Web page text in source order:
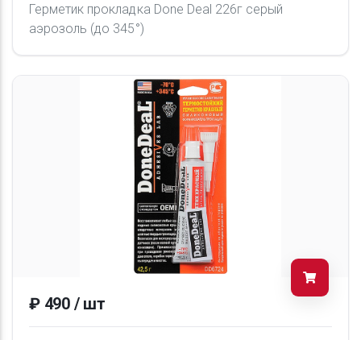
Герметик прокладка Done Deal 226г серый
аэрозоль (до 345°)
₽ 490 / шт